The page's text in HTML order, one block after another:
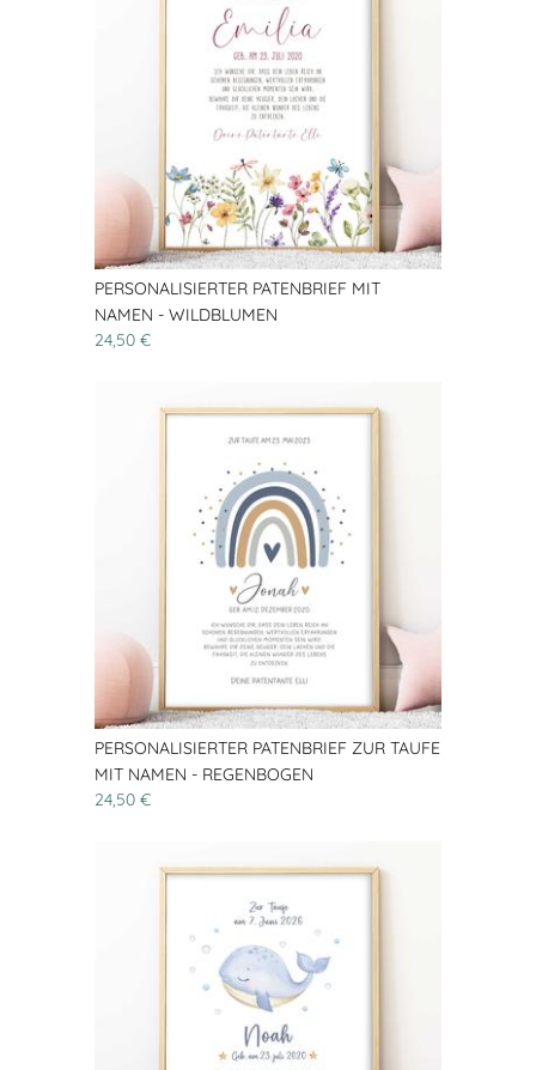
PERSONALISIERTER PATENBRIEF MIT
NAMEN - WILDBLUMEN
24,50 €
PERSONALISIERTER PATENBRIEF ZUR TAUFE
MIT NAMEN - REGENBOGEN
24,50 €